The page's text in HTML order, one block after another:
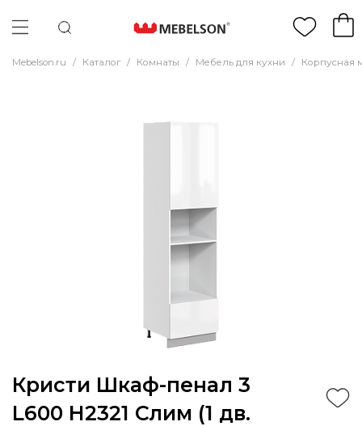
Mebelson.ru / Каталог / Комнаты / Мебель для кухни / Корпусная
Кристи Шкаф-пенал 3
L600 H2321 Слим (1 дв.